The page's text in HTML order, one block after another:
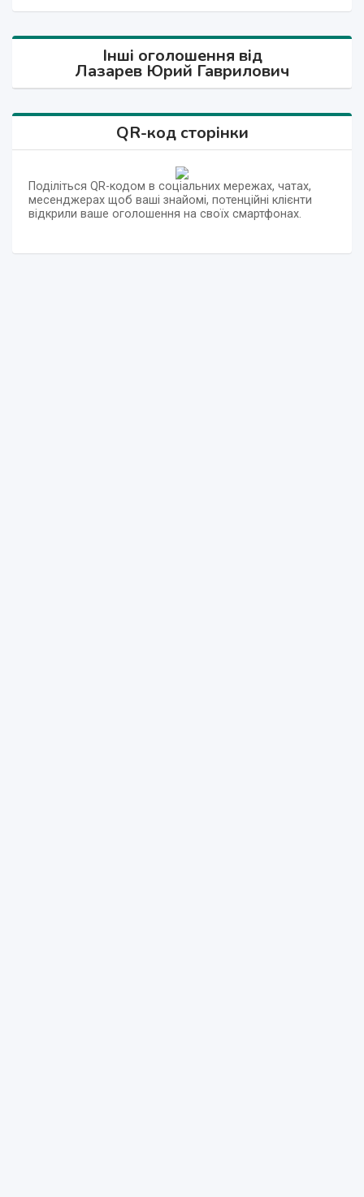
Інші оголошення від
Лазарев Юрий Гаврилович
QR-код сторінки
Поділіться QR-кодом в соціальних мережах, чатах,
месенджерах щоб ваші знайомі, потенційні клієнти
відкрили ваше оголошення на своїх смартфонах.